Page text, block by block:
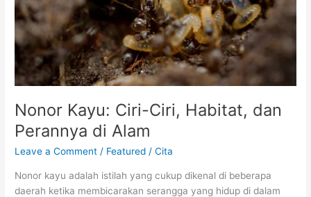
Nonor Kayu: Ciri-Ciri, Habitat, dan
Perannya di Alam
Leave a Comment / Featured /Cita
Nonor kayu adalah istilah yang cukup dikenal di beberapa
daerah ketika membicarakan serangga yang hidup di dalam
di
Alam